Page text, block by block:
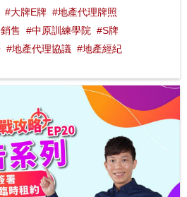
#大牌E牌 #地產代理牌照
售 #中原訓練學院 #S牌
#地產代理協議 #地產經紀